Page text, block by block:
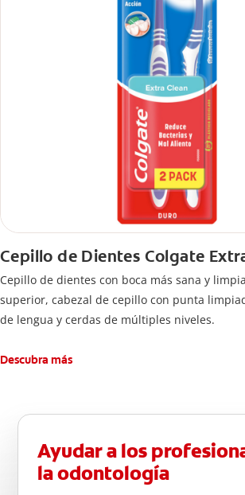
Cepillo de Dientes Colgate
Cepillo de dientes con boca más sana y
superior, cabezal de cepillo con punta
de lengua y cerdas de múltiples niveles.
Descubra más
Ayudar a los
la odontología